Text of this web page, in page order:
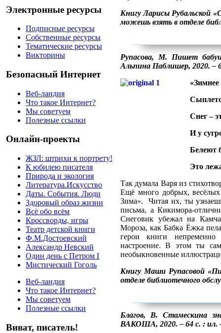
Электронные ресурсы
Подписные ресурсы
Собственные ресурсы
Тематические ресурсы
Викторины
Безопасный Интернет
Веб-ландия
Что такое Интернет?
Мы советуем
Полезные ссылки
Онлайн-проекты
ЖЗЛ: штрихи к портрету!
К юбилею писателя
Природа и экология
Литература.Искусство
Даты. События. Люди
Здоровый образ жизни
Всё обо всём
Кроссворды, игры
Театр детской книги
Ф.М.Достоевский
Александр Невский
Один день с Петром I
Мистический Гоголь
Веб-ландия
Что такое Интернет?
Мы советуем
Полезные ссылки
Виват, писатель!
Книгу Ларисы Рубальской
можешь взять в отделе
Рупасова, М. Пишет
Альпина Паблишер, 2020. –
«Зимнее
Снег –
И у
Белеют
Это
Так думала Варя из
Ещё много добрых,
Зима». Читая их, ты
письма, а Кикимора-
Снеговик убежал на
Мороза, как Бабка Ёжка
герои книги непременно
настроение. В этом ты
необыкновенные
Книгу Маши Рупасовой
отделе библиотечного
Благов, В. Стамескина
ВАКОША, 2020. – 64 с. :